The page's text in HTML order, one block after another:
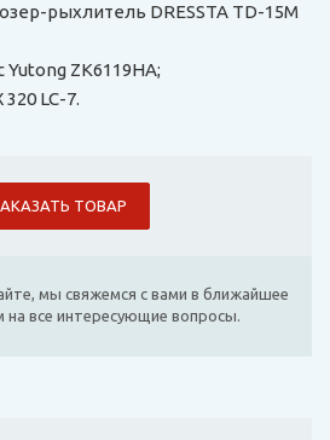
рыхлитель DRESSTA TD-15M
Yutong ZK6119HA;
LC-7.
ТОВАР
мы свяжемся с вами в ближайшее
на все интересующие вопросы.